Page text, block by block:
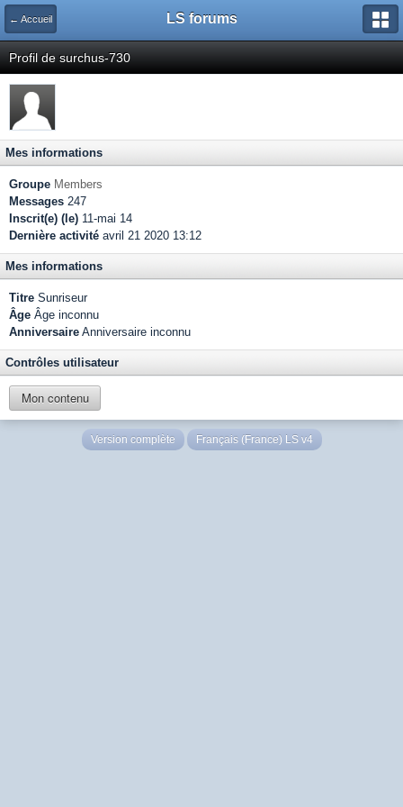
← Accueil LS forums
Profil de surchus-730
Mes informations
Groupe Members
Messages 247
Inscrit(e) (le) 11-mai 14
Dernière activité avril 21 2020 13:12
Mes informations
Titre Sunriseur
Âge Âge inconnu
Anniversaire Anniversaire inconnu
Contrôles utilisateur
Mon contenu
Version complète Français (France) LS v4